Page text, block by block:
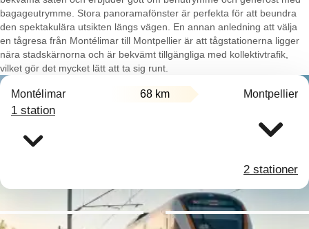
bagageutrymme. Stora panoramafönster är perfekta för att beundra
den spektakulära utsikten längs vägen. En annan anledning att välja
en tågresa från Montélimar till Montpellier är att tågstationerna ligger
nära stadskärnorna och är bekvämt tillgängliga med kollektivtrafik,
vilket gör det mycket lätt att ta sig runt.
Montélimar 68 km Montpellier
1 station
2 stationer